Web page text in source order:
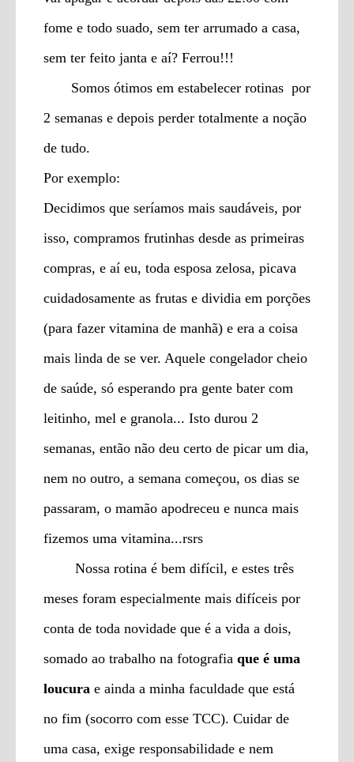
fome e todo suado, sem ter arrumado a casa,
sem ter feito janta e aí? Ferrou!!!
Somos ótimos em estabelecer rotinas por
2 semanas e depois perder totalmente a noção
de tudo.
Por exemplo:
Decidimos que seríamos mais saudáveis, por
isso, compramos frutinhas desde as primeiras
compras, e aí eu, toda esposa zelosa, picava
cuidadosamente as frutas e dividia em porções
(para fazer vitamina de manhã) e era a coisa
mais linda de se ver. Aquele congelador cheio
de saúde, só esperando pra gente bater com
leitinho, mel e granola... Isto durou 2
semanas, então não deu certo de picar um dia,
nem no outro, a semana começou, os dias se
passaram, o mamão apodreceu e nunca mais
fizemos uma vitamina...rsrs
Nossa rotina é bem difícil, e estes três
meses foram especialmente mais difíceis por
conta de toda novidade que é a vida a dois,
somado ao trabalho na fotografia que é uma
loucura e ainda a minha faculdade que está
no fim (socorro com esse TCC). Cuidar de
uma casa, exige responsabilidade e nem